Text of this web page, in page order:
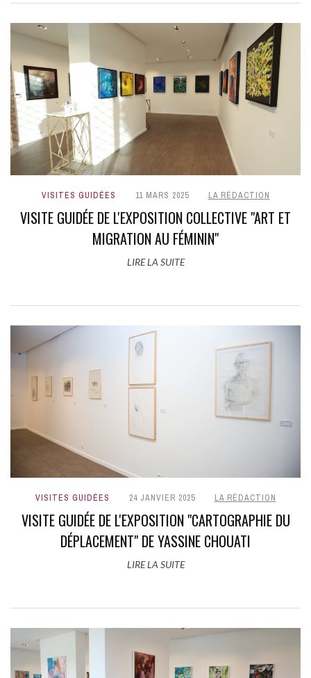
VISITES GUIDÉES 11 MARS 2025 LA RÉDACTION
VISITE GUIDÉE DE L'EXPOSITION COLLECTIVE "ART ET
MIGRATION AU FÉMININ"
LIRE LA SUITE
VISITES GUIDÉES 24 JANVIER 2025 LA RÉDACTION
VISITE GUIDÉE DE L'EXPOSITION "CARTOGRAPHIE DU
DÉPLACEMENT" DE YASSINE CHOUATI
LIRE LA SUITE